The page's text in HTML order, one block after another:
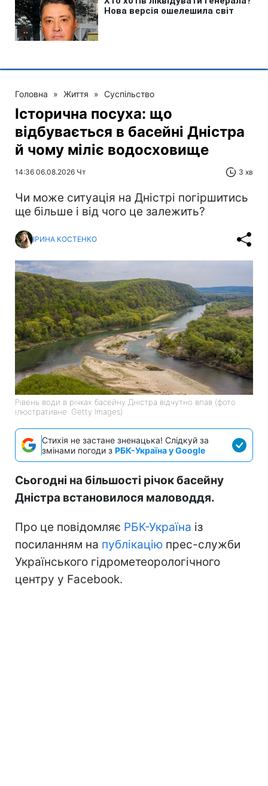
Головна » Життя » Суспільство
Історична посуха: що
відбувається в басейні Дністра
й чому міліє водосховище
14:36 06.08.2026 Чт 3 хв
Чи може ситуація на Дністрі погіршитись
ще більше і від чого це залежить?
ІРИНА КОСТЕНКО
Рівень води в річках басейну Дністра відчутно впав (фото
ілюстративне: Getty Images)
Стихія не застане зненацька! Слідкуй за
змінами погоди з РБК-Україна у Google
Сьогодні на більшості річок басейну
Дністра встановилося маловоддя.
Про це повідомляє РБК-Україна із
посиланням на публікацію прес-служби
Українського гідрометеорологічного
центру у Facebook.